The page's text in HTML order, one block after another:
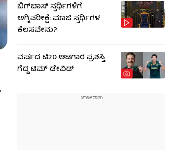
ಬಿಗ್​​ಬಾಸ್​ ಸ್ಪರ್ಧಿಗಳಿಗೆ
ಅಗ್ನಿಪರೀಕ್ಷೆ: ಮಾಜಿ ​​ಸ್ಪರ್ಧಿಗಳ
ಕೆಲಸವೇನು?
ವರ್ಷದ ಟಿ20 ಆಟಗಾರ ಪ್ರಶಸ್ತಿ
ಗೆದ್ದ ಟಿಮ್ ಡೇವಿಡ್